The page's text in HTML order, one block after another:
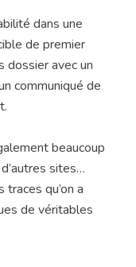
dans une
de premier
dossier avec un
communiqué de
beaucoup
sites…
qu’on a
de véritables